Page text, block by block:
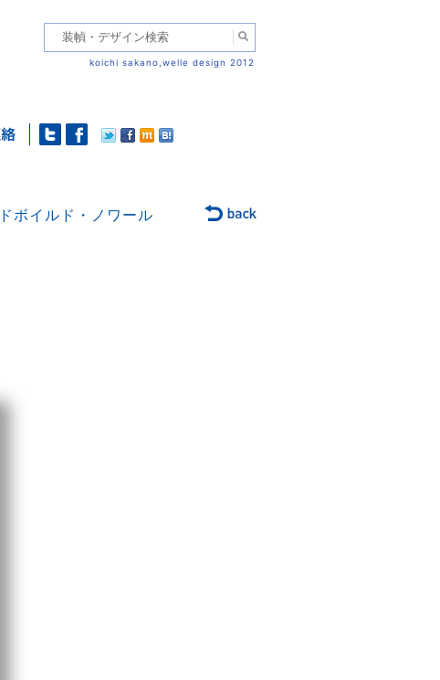
koichi sakano,welle design 2012
ボイルド・ノワール